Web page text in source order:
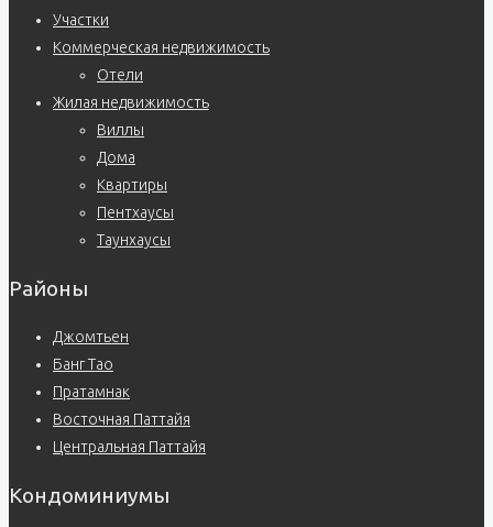
Участки
Коммерческая недвижимость
Отели
Жилая недвижимость
Виллы
Дома
Квартиры
Пентхаусы
Таунхаусы
Районы
Джомтьен
Банг Тао
Пратамнак
Восточная Паттайя
Центральная Паттайя
Кондоминиумы